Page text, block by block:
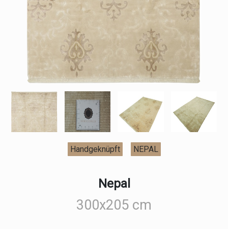
Handgeknüpft NEPAL
Nepal
300x205 cm